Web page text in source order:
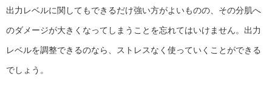
出力レベルに関してもできるだけ強い方がよいものの、その分肌へ
のダメージが大きくなってしまうことを忘れてはいけません。出力
レベルを調整できるのなら、ストレスなく使っていくことができる
でしょう。